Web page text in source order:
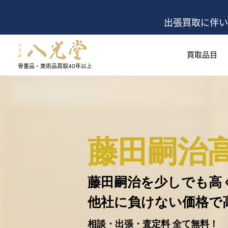
出張買取に伴
骨董品・美術品買取40年以上
買取品目
藤田嗣治
藤田嗣治を少しでも高
他社に負けない価格
相談・出張・査定料 全て無料！